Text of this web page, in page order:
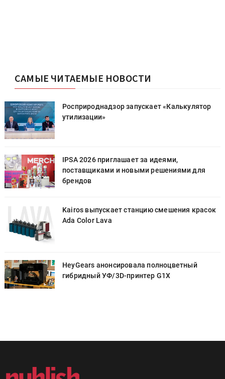
САМЫЕ ЧИТАЕМЫЕ НОВОСТИ
Росприроднадзор запускает «Калькулятор
утилизации»
IPSA 2026 приглашает за идеями,
поставщиками и новыми решениями для
брендов
Kairos выпускает станцию смешения красок
Ada Color Lava
HeyGears анонсировала полноцветный
гибридный УФ/3D-принтер G1X